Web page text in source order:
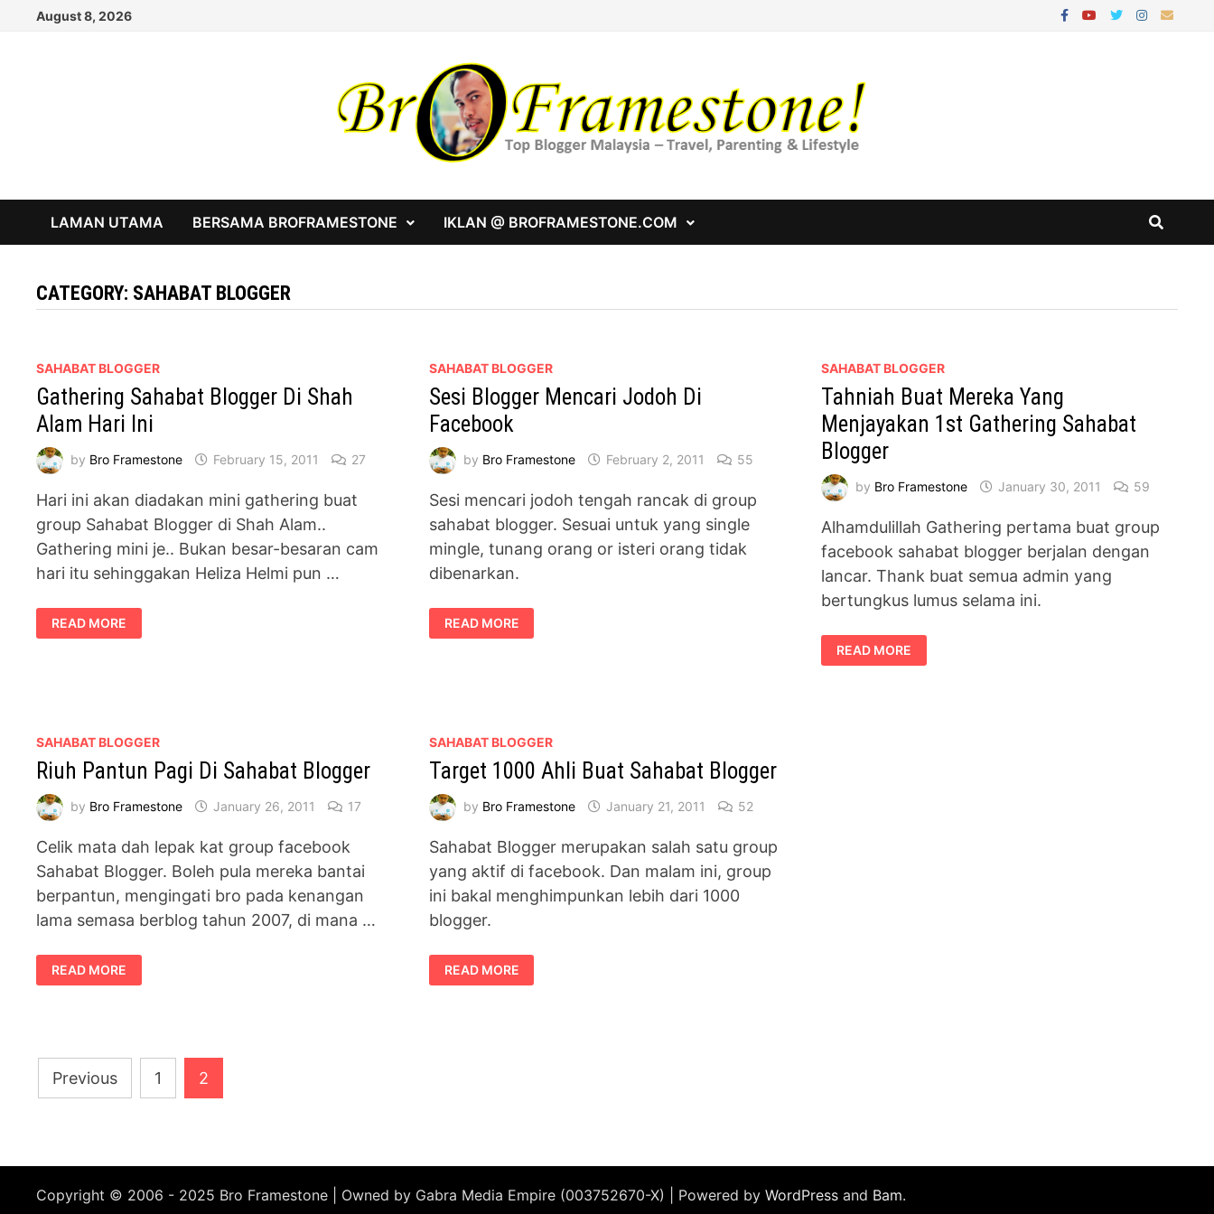
August 8, 2026
LAMAN UTAMA BERSAMA BROFRAMESTONE IKLAN @ BROFRAMESTONE.COM
CATEGORY: SAHABAT BLOGGER
SAHABAT BLOGGER
Gathering Sahabat Blogger Di Shah
Alam Hari Ini
by Bro Framestone February 15, 2011 27
Hari ini akan diadakan mini gathering buat
group Sahabat Blogger di Shah Alam..
Gathering mini je.. Bukan besar-besaran cam
hari itu sehinggakan Heliza Helmi pun …
GATHERING
SAHABAT
BLOGGER
READ MORE
SAHABAT BLOGGER
Sesi Blogger Mencari Jodoh Di
Facebook
by Bro Framestone February 2, 2011 55
Sesi mencari jodoh tengah rancak di group
sahabat blogger. Sesuai untuk yang single
mingle, tunang orang or isteri orang tidak
dibenarkan.
SESI
BLOGGER
MENCARI
READ MORE
SAHABAT BLOGGER
Tahniah Buat Mereka Yang
Menjayakan 1st Gathering Sahabat
Blogger
by Bro Framestone January 30, 2011 59
Alhamdulillah Gathering pertama buat group
facebook sahabat blogger berjalan dengan
lancar. Thank buat semua admin yang
bertungkus lumus selama ini.
TAHNIAH
BUAT
MEREKA
READ MORE
SAHABAT BLOGGER
Riuh Pantun Pagi Di Sahabat Blogger
by Bro Framestone January 26, 2011 17
Celik mata dah lepak kat group facebook
Sahabat Blogger. Boleh pula mereka bantai
berpantun, mengingati bro pada kenangan
lama semasa berblog tahun 2007, di mana …
RIUH
PANTUN
PAGI
READ MORE
SAHABAT BLOGGER
Target 1000 Ahli Buat Sahabat Blogger
by Bro Framestone January 21, 2011 52
Sahabat Blogger merupakan salah satu group
yang aktif di facebook. Dan malam ini, group
ini bakal menghimpunkan lebih dari 1000
blogger.
TARGET
1000
AHLI
READ MORE
Posts
pagination
Previous 1 2
Copyright © 2006 - 2025 Bro Framestone | Owned by Gabra Media Empire (003752670-X) | Powered byWordPress and Bam.